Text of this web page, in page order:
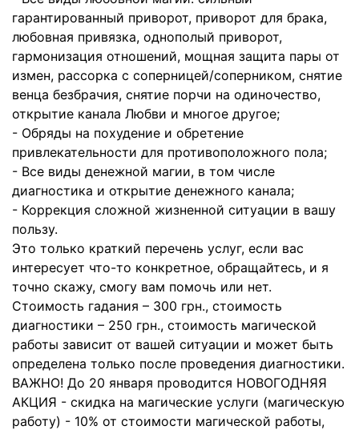
гарантированный приворот, приворот для брака,
любовная привязка, однополый приворот,
гармонизация отношений, мощная защита пары от
измен, рассорка с соперницей/соперником, снятие
венца безбрачия, снятие порчи на одиночество,
открытие канала Любви и многое другое;
- Обряды на похудение и обретение
привлекательности для противоположного пола;
- Все виды денежной магии, в том числе
диагностика и открытие денежного канала;
- Коррекция сложной жизненной ситуации в вашу
пользу.
Это только краткий перечень услуг, если вас
интересует что-то конкретное, обращайтесь, и я
точно скажу, смогу вам помочь или нет.
Стоимость гадания – 300 грн., стоимость
диагностики – 250 грн., стоимость магической
работы зависит от вашей ситуации и может быть
определена только после проведения диагностики.
ВАЖНО! До 20 января проводится НОВОГОДНЯЯ
АКЦИЯ - скидка на магические услуги (магическую
работу) - 10% от стоимости магической работы,